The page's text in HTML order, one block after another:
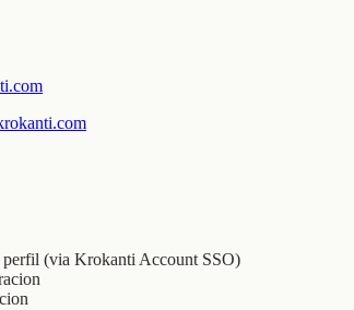
(via Krokanti Account SSO)